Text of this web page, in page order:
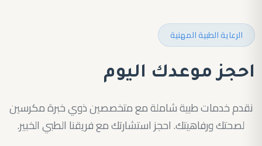
الرعاية الطبية المهنية
احجز موعدك اليوم
نقدم خدمات طبية شاملة مع متخصصين ذوي خبرة مكرسين
لصحتك ورفاهيتك. احجز استشارتك مع فريقنا الطبي الخبير.